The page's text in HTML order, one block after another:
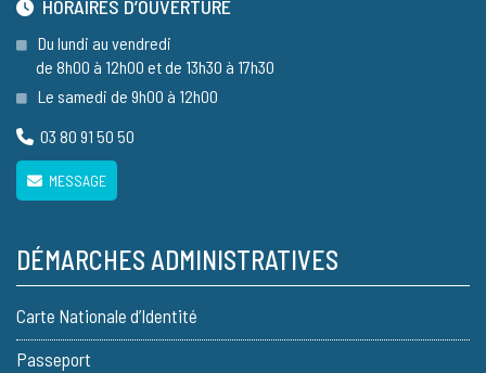
HORAIRES D’OUVERTURE
Du lundi au vendredi
de 8h00 à 12h00 et de 13h30 à 17h30
Le samedi de 9h00 à 12h00
03 80 91 50 50
MESSAGE
DÉMARCHES ADMINISTRATIVES
Carte Nationale d’Identité
Passeport